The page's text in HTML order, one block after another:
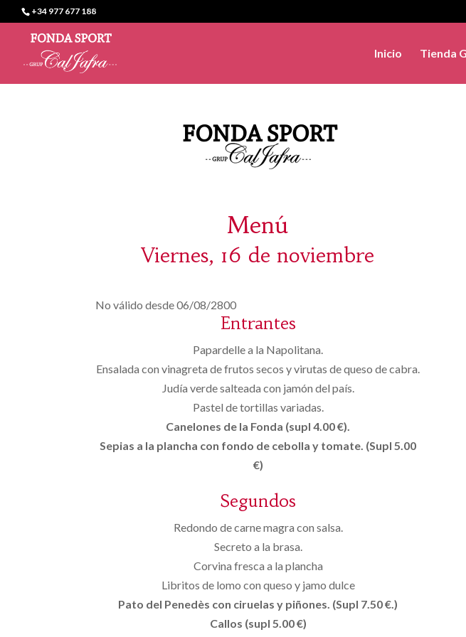
+34 977 677 188
Inicio Tienda
Menú
Viernes, 16 de noviembre
No válido desde 06/08/2800
Entrantes
Papardelle a la Napolitana.
Ensalada con vinagreta de frutos secos y virutas de queso de cabra.
Judía verde salteada con jamón del país.
Pastel de tortillas variadas.
Canelones de la Fonda (supl 4.00 €).
Sepias a la plancha con fondo de cebolla y tomate. (Supl 5.00
€)
Segundos
Redondo de carne magra con salsa.
Secreto a la brasa.
Corvina fresca a la plancha
Libritos de lomo con queso y jamo dulce
Pato del Penedès con ciruelas y piñones. (Supl 7.50 €.)
Callos (supl 5.00 €)